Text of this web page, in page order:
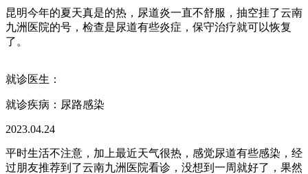
昆明今年的夏天真是的热，尿道炎一直不舒服，抽空挂了云南
九洲医院的号，检查是尿道有些炎症，保守治疗就可以恢复
了。
就诊医生：
就诊疾病： 尿路感染
2023.04.24
平时生活不注意，加上最近天气很热，感觉尿道有些感染，经
过朋友推荐到了云南九洲医院看诊，没想到一周就好了，果然